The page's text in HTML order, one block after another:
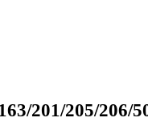
201/205/206/